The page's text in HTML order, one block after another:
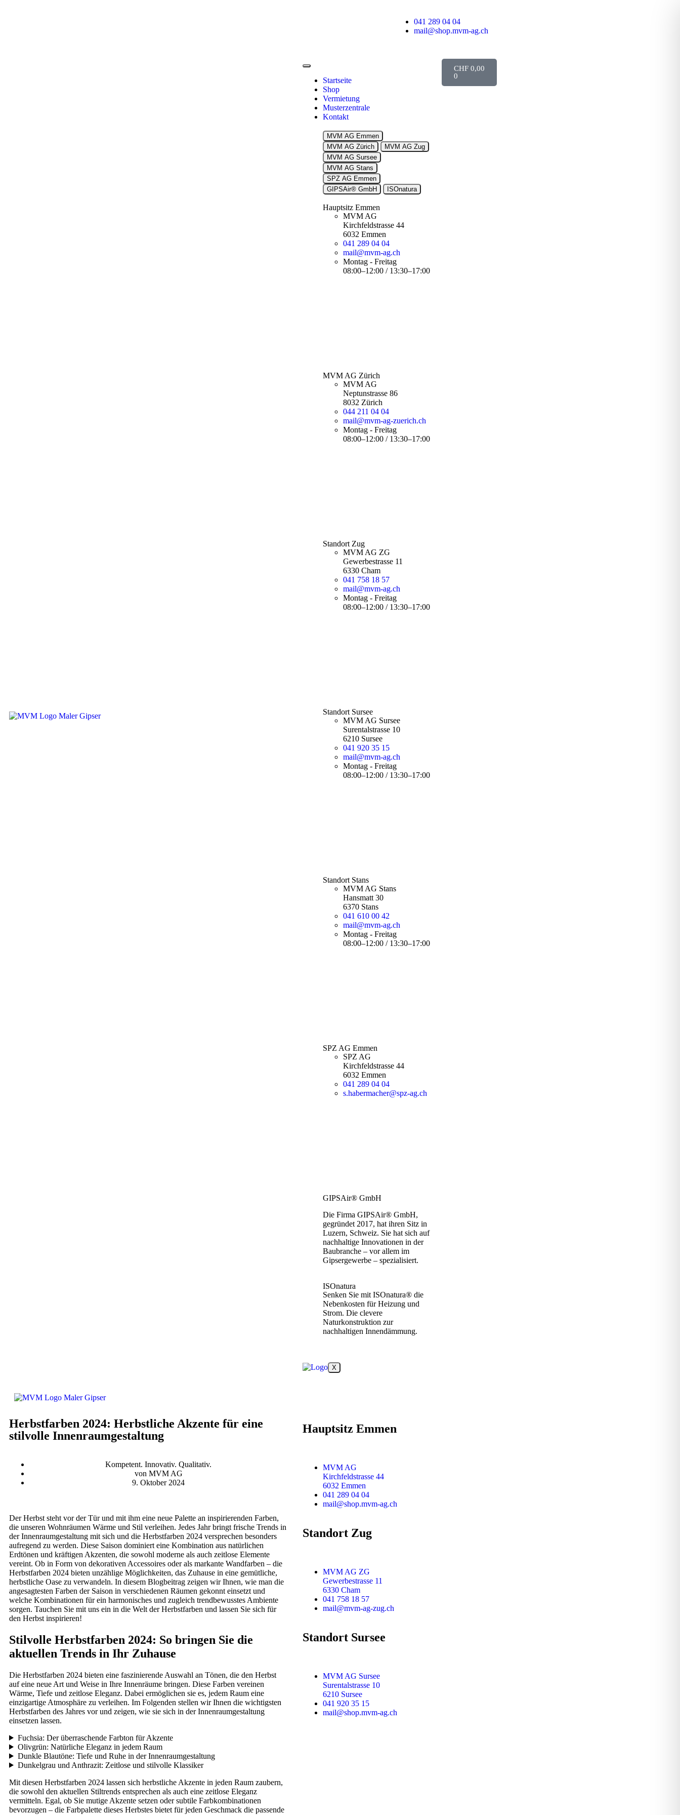
041 289 04 04
mail@shop.mvm-ag.ch
Startseite
Shop
Vermietung
Musterzentrale
Kontakt
MVM AG Emmen
MVM AG Zürich
MVM AG Zug
MVM AG Sursee
MVM AG Stans
SPZ AG Emmen
GIPSAir® GmbH
ISOnatura
Hauptsitz Emmen
MVM AG
Kirchfeldstrasse 44
6032 Emmen
041 289 04 04
mail@mvm-ag.ch
Montag - Freitag
08:00–12:00 / 13:30–17:00
MVM AG Zürich
MVM AG
Neptunstrasse 86
8032 Zürich
044 211 04 04
mail@mvm-ag-zuerich.ch
Montag - Freitag
08:00–12:00 / 13:30–17:00
Standort Zug
MVM AG ZG
Gewerbestrasse 11
6330 Cham
041 758 18 57
mail@mvm-ag.ch
Montag - Freitag
08:00–12:00 / 13:30–17:00
Standort Sursee
MVM AG Sursee
Surentalstrasse 10
6210 Sursee
041 920 35 15
mail@mvm-ag.ch
Montag - Freitag
08:00–12:00 / 13:30–17:00
Standort Stans
MVM AG Stans
Hansmatt 30
6370 Stans
041 610 00 42
mail@mvm-ag.ch
Montag - Freitag
08:00–12:00 / 13:30–17:00
SPZ AG Emmen
SPZ AG
Kirchfeldstrasse 44
6032 Emmen
041 289 04 04
s.habermacher@spz-ag.ch
GIPSAir® GmbH
Die Firma GIPSAir® GmbH,
gegründet 2017, hat ihren Sitz in
Luzern, Schweiz. Sie hat sich auf
nachhaltige Innovationen in der
Baubranche – vor allem im
Gipsergewerbe – spezialisiert.
ISOnatura
Senken Sie mit ISOnatura® die
Nebenkosten für Heizung und
Strom. Die clevere
Naturkonstruktion zur
nachhaltigen Innendämmung.
X
CHF 0,00
0
Herbstfarben 2024: Herbstliche Akzente für eine
stilvolle Innenraumgestaltung
Kompetent. Innovativ. Qualitativ.
von MVM AG
9. Oktober 2024
Der Herbst steht vor der Tür und mit ihm eine neue Palette an inspirierenden Farben,
die unseren Wohnräumen Wärme und Stil verleihen. Jedes Jahr bringt frische Trends in
der Innenraumgestaltung mit sich und die Herbstfarben 2024 versprechen besonders
aufregend zu werden. Diese Saison dominiert eine Kombination aus natürlichen
Erdtönen und kräftigen Akzenten, die sowohl moderne als auch zeitlose Elemente
vereint. Ob in Form von dekorativen Accessoires oder als markante Wandfarben – die
Herbstfarben 2024 bieten unzählige Möglichkeiten, das Zuhause in eine gemütliche,
herbstliche Oase zu verwandeln. In diesem Blogbeitrag zeigen wir Ihnen, wie man die
angesagtesten Farben der Saison in verschiedenen Räumen gekonnt einsetzt und
welche Kombinationen für ein harmonisches und zugleich trendbewusstes Ambiente
sorgen. Tauchen Sie mit uns ein in die Welt der Herbstfarben und lassen Sie sich für
den Herbst inspirieren!
Stilvolle Herbstfarben 2024: So bringen Sie die
aktuellen Trends in Ihr Zuhause
Die Herbstfarben 2024 bieten eine faszinierende Auswahl an Tönen, die den Herbst
auf eine neue Art und Weise in Ihre Innenräume bringen. Diese Farben vereinen
Wärme, Tiefe und zeitlose Eleganz. Dabei ermöglichen sie es, jedem Raum eine
einzigartige Atmosphäre zu verleihen. Im Folgenden stellen wir Ihnen die wichtigsten
Herbstfarben des Jahres vor und zeigen, wie sie sich in der Innenraumgestaltung
einsetzen lassen.
Fuchsia: Der überraschende Farbton für Akzente
Olivgrün: Natürliche Eleganz in jedem Raum
Dunkle Blautöne: Tiefe und Ruhe in der Innenraumgestaltung
Dunkelgrau und Anthrazit: Zeitlose und stilvolle Klassiker
Mit diesen Herbstfarben 2024 lassen sich herbstliche Akzente in jeden Raum zaubern,
die sowohl den aktuellen Stiltrends entsprechen als auch eine zeitlose Eleganz
vermitteln. Egal, ob Sie mutige Akzente setzen oder subtile Farbkombinationen
bevorzugen – die Farbpalette dieses Herbstes bietet für jeden Geschmack die passende
Hauptsitz Emmen
MVM AG
Kirchfeldstrasse 44
6032 Emmen
041 289 04 04
mail@shop.mvm-ag.ch
Standort Zug
MVM AG ZG
Gewerbestrasse 11
6330 Cham
041 758 18 57
mail@mvm-ag-zug.ch
Standort Sursee
MVM AG Sursee
Surentalstrasse 10
6210 Sursee
041 920 35 15
mail@shop.mvm-ag.ch